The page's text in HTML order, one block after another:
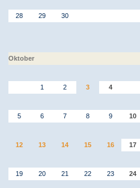
28 29 30
Oktober
1 2 3 4
5 6 7 8 9 10
12 13 14 15 16 17
19 20 21 22 23 24